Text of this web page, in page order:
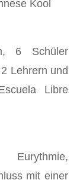
Kool
6 Schüler
Lehrern und
Libre
mit einer